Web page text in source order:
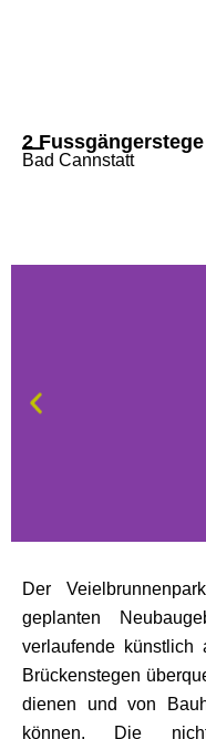
2
Bad Cannstatt
Der
geplanten
verlaufende künstlich
Brückenstegen
dienen und von
können. Die